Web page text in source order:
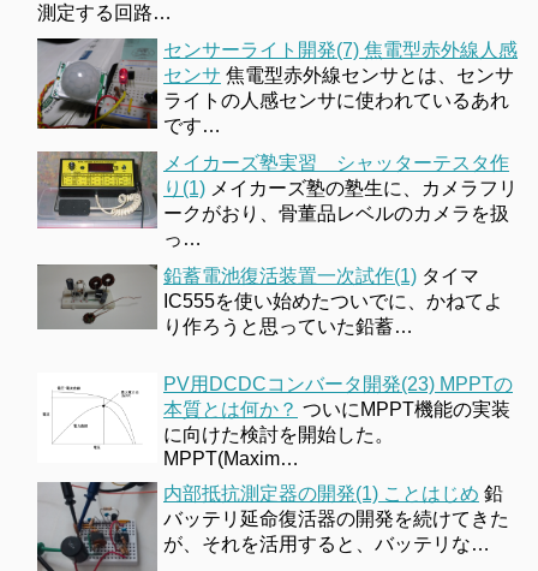
測定する回路…
センサーライト開発(7) 焦電型赤外線人感
センサ 焦電型赤外線センサとは、センサ
ライトの人感センサに使われているあれ
です…
メイカーズ塾実習 シャッターテスタ作
り(1) メイカーズ塾の塾生に、カメラフリ
ークがおり、骨董品レベルのカメラを扱
っ…
鉛蓄電池復活装置一次試作(1) タイマ
IC555を使い始めたついでに、かねてよ
り作ろうと思っていた鉛蓄…
PV用DCDCコンバータ開発(23) MPPTの
本質とは何か？ ついにMPPT機能の実装
に向けた検討を開始した。
MPPT(Maxim…
内部抵抗測定器の開発(1) ことはじめ 鉛
バッテリ延命復活器の開発を続けてきた
が、それを活用すると、バッテリな…